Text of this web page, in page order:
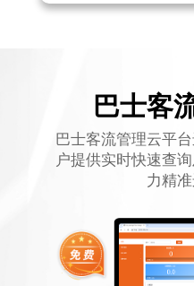
巴士客
巴士客流管理云平
户提供实时快速查
力精